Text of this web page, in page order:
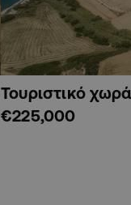
Τουριστικό
€225,000